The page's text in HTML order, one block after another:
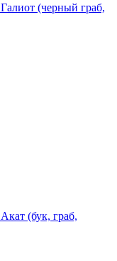
(черный граб,
(бук, граб,